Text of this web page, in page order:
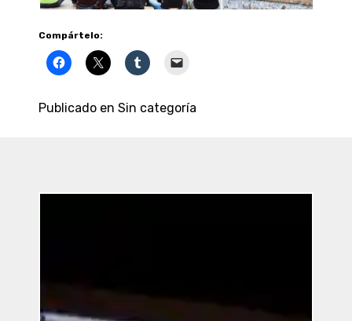
Compártelo:
Publicado enSin categoría
Recientes